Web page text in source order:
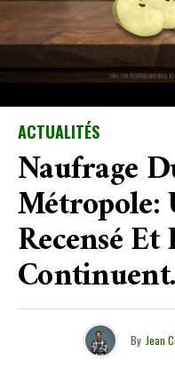
ACTUALITÉS
Naufrage
Recensé Et
By Jean